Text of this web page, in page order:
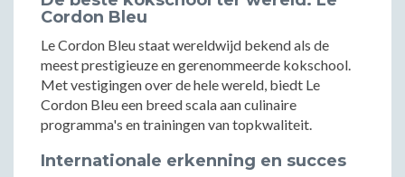
Cordon Bleu
Le Cordon Bleu staat wereldwijd bekend als de
meest prestigieuze en gerenommeerde kokschool.
Met vestigingen over de hele wereld, biedt Le
Cordon Bleu een breed scala aan culinaire
programma's en trainingen van topkwaliteit.
Internationale erkenning en succes